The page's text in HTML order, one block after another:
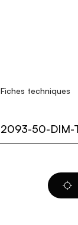
Fiches techniques